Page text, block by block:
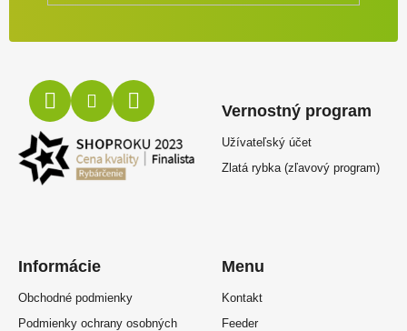
Informácie
Obchodné podmienky
Podmienky ochrany osobných
Vernostný program
Užívateľský účet
Zlatá rybka (zľavový program)
Menu
Kontakt
Feeder